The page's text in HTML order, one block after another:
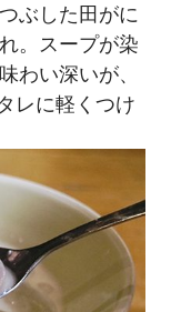
ぶした田がに
。スープが染
わい深いが、
レに軽くつけ